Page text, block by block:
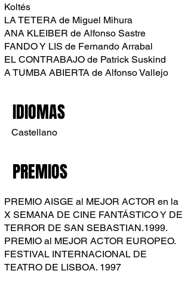
Koltés
LA TETERA de Miguel Mihura
ANA KLEIBER de Alfonso Sastre
FANDO Y LIS de Fernando Arrabal
EL CONTRABAJO de Patrick Suskind
A TUMBA ABIERTA de Alfonso Vallejo
IDIOMAS
Castellano
PREMIOS
PREMIO AISGE al MEJOR ACTOR en la
X SEMANA DE CINE FANTÁSTICO Y DE
TERROR DE SAN SEBASTIAN.1999.
PREMIO al MEJOR ACTOR EUROPEO.
FESTIVAL INTERNACIONAL DE
TEATRO DE LISBOA. 1997